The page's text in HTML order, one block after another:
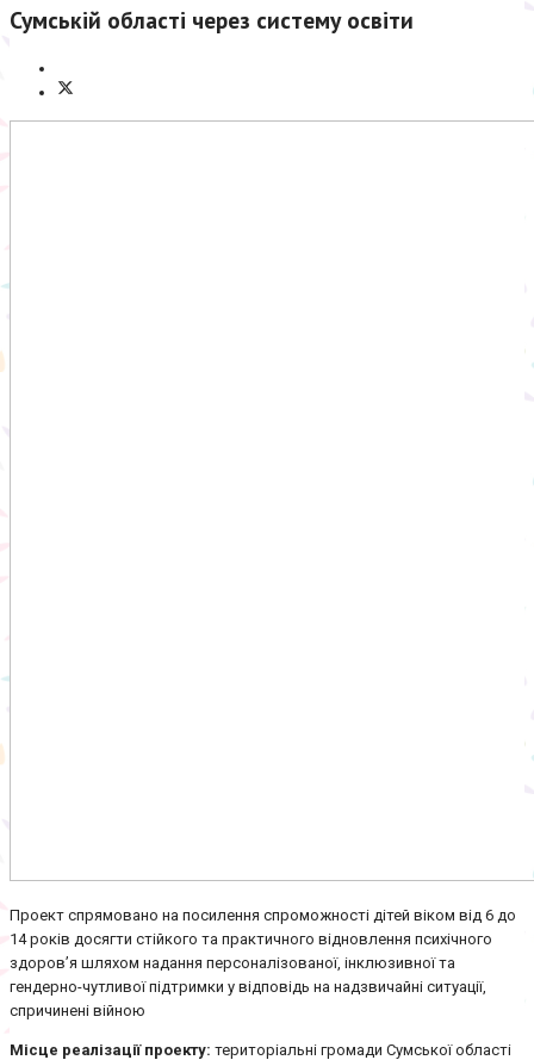
Сумській області через систему освіти
Проект спрямовано на посилення спроможності дітей віком від 6 до
14 років досягти стійкого та практичного відновлення психічного
здоров’я шляхом надання персоналізованої, інклюзивної та
гендерно-чутливої підтримки у відповідь на надзвичайні ситуації,
спричинені війною
Місце реалізації проекту: територіальні громади Сумської області